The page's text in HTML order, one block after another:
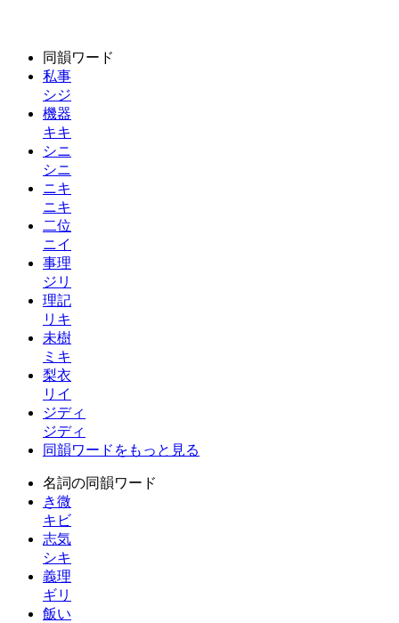
同韻ワード
私事
シジ
機器
キキ
シニ
シニ
ニキ
ニキ
二位
ニイ
事理
ジリ
理記
リキ
未樹
ミキ
梨衣
リイ
ジディ
ジディ
同韻ワードをもっと見る
名詞の同韻ワード
き微
キビ
志気
シキ
義理
ギリ
飯い